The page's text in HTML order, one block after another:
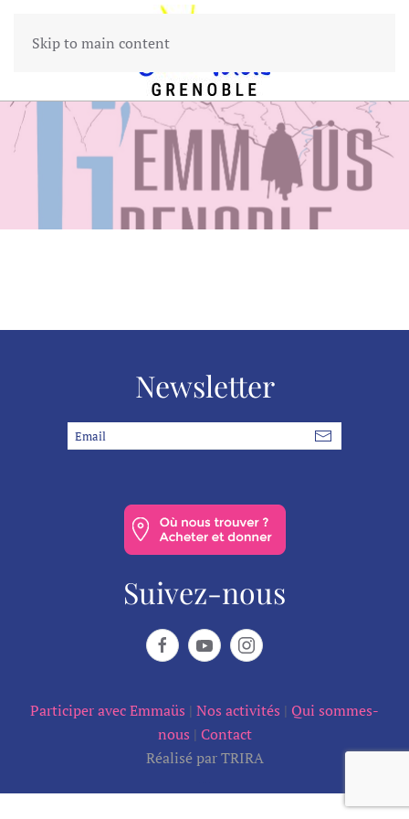
Skip to main content
Newsletter
Suivez-nous
Participer avec Emmaüs | Nos activités | Qui sommes-
nous | Contact
Réalisé par TRIRA